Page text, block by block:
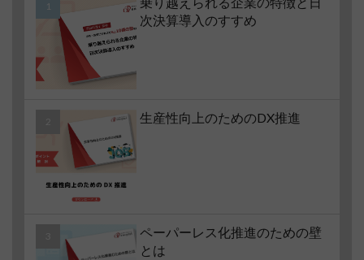
次決算導入のすすめ
生産性向上のためのDX推進
ペーパーレス化推進のための壁
とは